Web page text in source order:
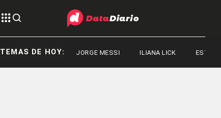
TEMAS DE HOY: JORGE MESSI ILIANA LICK ESTADOS